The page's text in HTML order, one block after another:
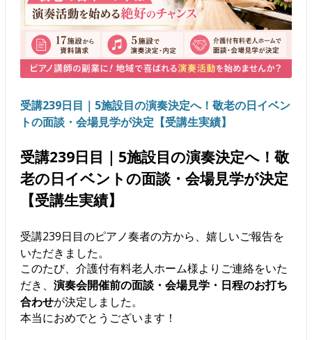
受講239日目｜5施設目の演奏決定へ！敬老の日イベン
トの面談・会場見学が決定【受講生実績】
受講239日目｜5施設目の演奏決定へ！敬
老の日イベントの面談・会場見学が決定
【受講生実績】
受講239日目のピアノ奏者の方から、嬉しいご報告を
いただきました。
このたび、介護付有料老人ホーム様よりご連絡をいた
だき、 演奏会開催前の面談・会場見学・日程のお打ち
合わせが決定しました。
本当におめでとうございます！